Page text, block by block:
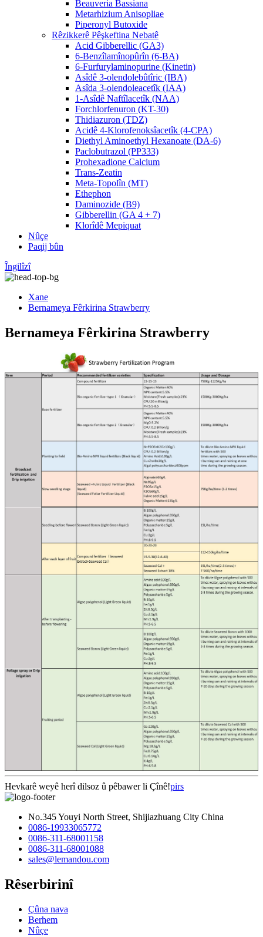
Beauveria Bassiana
Metarhizium Anisopliae
Piperonyl Butoxide
Rêzikkerê Pêşkeftina Nebatê
Acid Gibberellic (GA3)
6-Benzîlamînopûrîn (6-BA)
6-Furfurylaminopurine (Kinetin)
Asîdê 3-olendolebûtîric (IBA)
Asîda 3-olendoleacetîk (IAA)
1-Asîdê Naftîlacetîk (NAA)
Forchlorfenuron (KT-30)
Thidiazuron (TDZ)
Acidê 4-Klorofenoksîacetîk (4-CPA)
Diethyl Aminoethyl Hexanoate (DA-6)
Paclobutrazol (PP333)
Prohexadione Calcium
Trans-Zeatin
Meta-Topolîn (MT)
Ethephon
Daminozide (B9)
Gibberellin (GA 4 + 7)
Klorîdê Mepiquat
Nûçe
Paqij bûn
Îngilîzî
Xane
Bernameya Fêrkirina Strawberry
Bernameya Fêrkirina Strawberry
Hevkarê weyê herî dilsoz û pêbawer li Çînê!pirs
No.345 Youyi North Street, Shijiazhuang City China
0086-19933065772
0086-311-68001158
0086-311-68001088
sales@lemandou.com
Rêserbirinî
Çûna nava
Berhem
Nûçe